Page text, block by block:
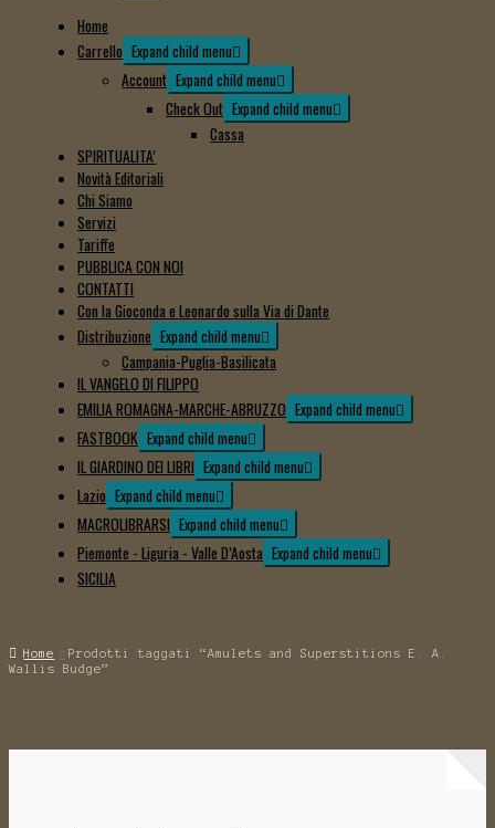
Home
Carrello Expand child menu
Account Expand child menu
Check Out Expand child menu
Cassa
SPIRITUALITA’
Novità Editoriali
Chi Siamo
Servizi
Tariffe
PUBBLICA CON NOI
CONTATTI
Con la Gioconda e Leonardo sulla Via di Dante
Distribuzione Expand child menu
Campania-Puglia-Basilicata
IL VANGELO DI FILIPPO
EMILIA ROMAGNA-MARCHE-ABRUZZO Expand child menu
FASTBOOK Expand child menu
IL GIARDINO DEI LIBRI Expand child menu
Lazio Expand child menu
MACROLIBRARSI Expand child menu
Piemonte - Liguria - Valle D’Aosta Expand child menu
SICILIA
Home
Prodotti taggati “Amulets and Superstitions E. A.
Wallis Budge”